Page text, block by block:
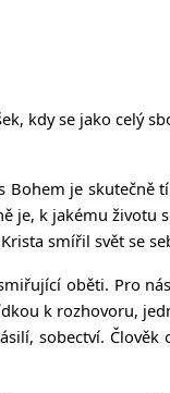
kdy se jako
je
k jakému
smířil svět se
oběti. Pro
k rozhovoru,
sobectví.